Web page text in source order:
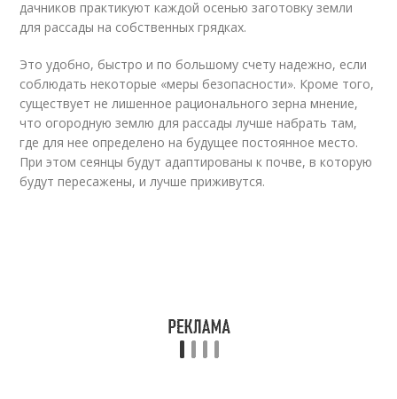
дачников практикуют каждой осенью заготовку земли
для рассады на собственных грядках.
Это удобно, быстро и по большому счету надежно, если
соблюдать некоторые «меры безопасности». Кроме того,
существует не лишенное рационального зерна мнение,
что огородную землю для рассады лучше набрать там,
где для нее определено на будущее постоянное место.
При этом сеянцы будут адаптированы к почве, в которую
будут пересажены, и лучше приживутся.